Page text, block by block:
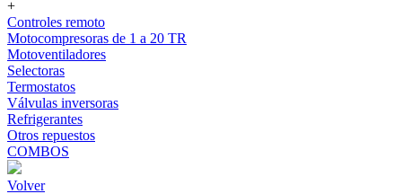
+
Controles remoto
Motocompresoras de 1 a 20 TR
Motoventiladores
Selectoras
Termostatos
Válvulas inversoras
Refrigerantes
Otros repuestos
COMBOS
Volver